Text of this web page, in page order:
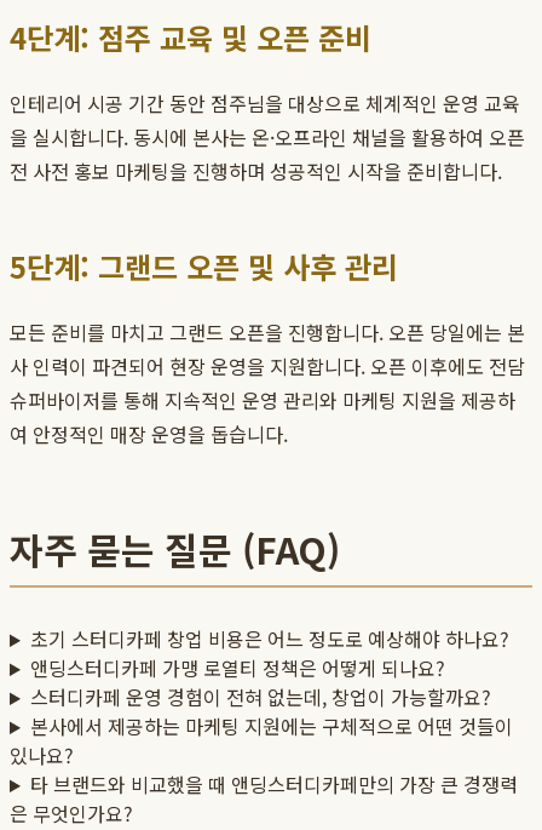
4단계: 점주 교육 및 오픈 준비
인테리어 시공 기간 동안 점주님을 대상으로 체계적인 운영 교육
을 실시합니다. 동시에 본사는 온·오프라인 채널을 활용하여 오픈
전 사전 홍보 마케팅을 진행하며 성공적인 시작을 준비합니다.
5단계: 그랜드 오픈 및 사후 관리
모든 준비를 마치고 그랜드 오픈을 진행합니다. 오픈 당일에는 본
사 인력이 파견되어 현장 운영을 지원합니다. 오픈 이후에도 전담
슈퍼바이저를 통해 지속적인 운영 관리와 마케팅 지원을 제공하
여 안정적인 매장 운영을 돕습니다.
자주 묻는 질문 (FAQ)
초기 스터디카페 창업 비용은 어느 정도로 예상해야 하나요?
앤딩스터디카페 가맹 로열티 정책은 어떻게 되나요?
스터디카페 운영 경험이 전혀 없는데, 창업이 가능할까요?
본사에서 제공하는 마케팅 지원에는 구체적으로 어떤 것들이
있나요?
타 브랜드와 비교했을 때 앤딩스터디카페만의 가장 큰 경쟁력
은 무엇인가요?